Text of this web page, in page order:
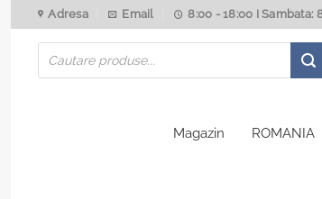
to
content
Adresa Email 8:00 - 18:00 I Sambata:
Products
search
Magazin ROMANIA